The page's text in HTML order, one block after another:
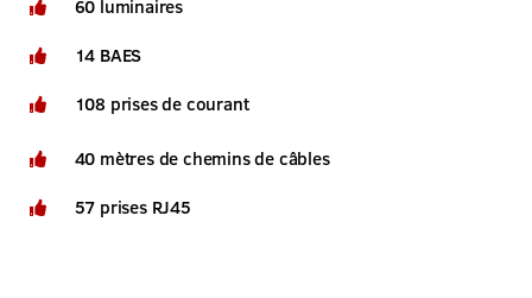
60 luminaires
14 BAES
108 prises de courant
40 mètres de chemins de câbles
57 prises RJ45